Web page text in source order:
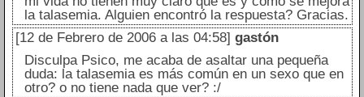
la talasemia. Alguien encontró la respuesta? Gracias.
[12 de Febrero de 2006 a las 04:58] gastón
Disculpa Psico, me acaba de asaltar una pequeña
duda: la talasemia es más común en un sexo que en
otro? o no tiene nada que ver? :/